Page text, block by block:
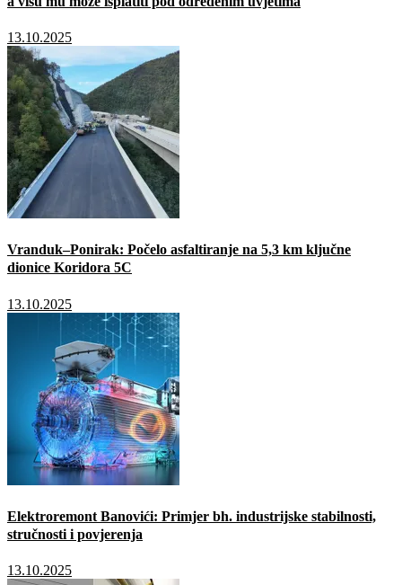
13.10.2025
Vranduk–Ponirak: Počelo asfaltiranje na 5,3 km ključne
dionice Koridora 5C
13.10.2025
Elektroremont Banovići: Primjer bh. industrijske stabilnosti,
stručnosti i povjerenja
13.10.2025